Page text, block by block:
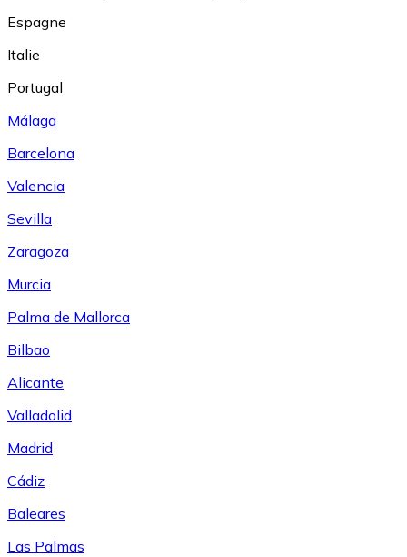
Espagne
Italie
Portugal
Málaga
Barcelona
Valencia
Sevilla
Zaragoza
Murcia
Palma de Mallorca
Bilbao
Alicante
Valladolid
Madrid
Cádiz
Baleares
Las Palmas